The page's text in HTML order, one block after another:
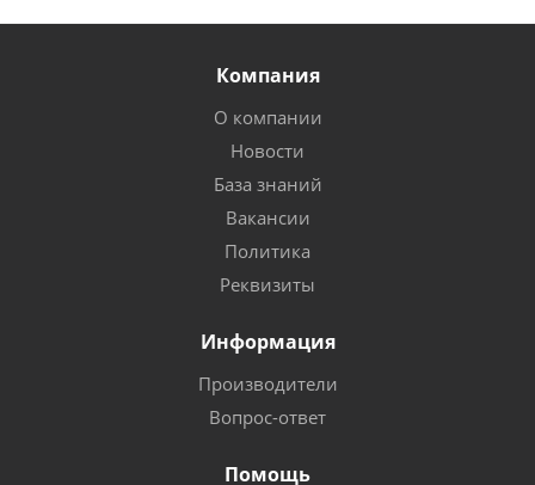
Компания
О компании
Новости
База знаний
Вакансии
Политика
Реквизиты
Информация
Производители
Вопрос-ответ
Помощь